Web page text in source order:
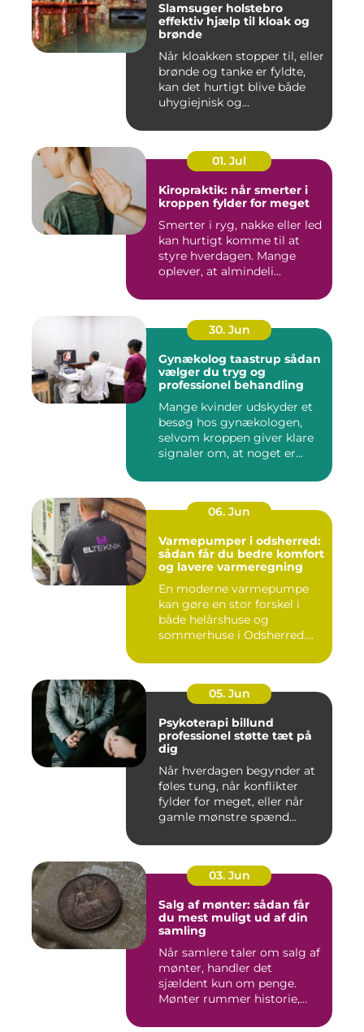
Slamsuger holstebro
effektiv hjælp til kloak og
brønde
Når kloakken stopper til, eller
brønde og tanke er fyldte,
kan det hurtigt blive både
uhygiejnisk og...
01. Jul
Kiropraktik: når smerter i
kroppen fylder for meget
Smerter i ryg, nakke eller led
kan hurtigt komme til at
styre hverdagen. Mange
oplever, at almindeli...
30. Jun
Gynækolog taastrup sådan
vælger du tryg og
professionel behandling
Mange kvinder udskyder et
besøg hos gynækologen,
selvom kroppen giver klare
signaler om, at noget er...
06. Jun
Varmepumper i odsherred:
sådan får du bedre komfort
og lavere varmeregning
En moderne varmepumpe
kan gøre en stor forskel i
både helårshuse og
sommerhuse i Odsherred.
05. Jun
Psykoterapi billund
professionel støtte tæt på
dig
Når hverdagen begynder at
føles tung, når konflikter
fylder for meget, eller når
gamle mønstre spænd...
03. Jun
Salg af mønter: sådan får
du mest muligt ud af din
samling
Når samlere taler om salg af
mønter, handler det
sjældent kun om penge.
Mønter rummer historie,